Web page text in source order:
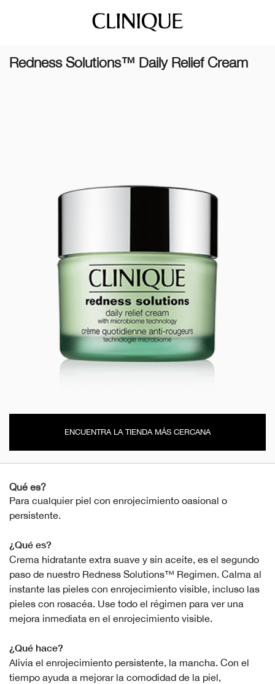
Redness Solutions™ Daily Relief Cream
ENCUENTRA LA TIENDA MÁS CERCANA
Qué es?
Para cualquier piel con enrojecimiento oasional o
persistente.
¿Qué es?
Crema hidratante extra suave y sin aceite, es el segundo
paso de nuestro Redness Solutions™ Regimen. Calma al
instante las pieles con enrojecimiento visible, incluso las
pieles con rosacéa. Use todo el régimen para ver una
mejora inmediata en el enrojecimiento visible.
¿Qué hace?
Alivia el enrojecimiento persistente, la mancha. Con el
tiempo ayuda a mejorar la comodidad de la piel,